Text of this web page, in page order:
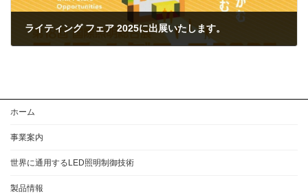
ライティング フェア 2025に出展いたします。
ホーム
事業案内
世界に通用するLED照明制御技術
製品情報